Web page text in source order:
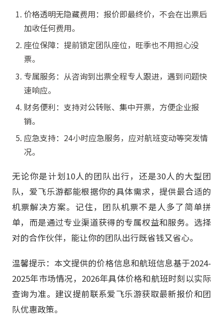
价格透明无隐藏费用：报价即最终价，不会在出票后
加收任何费用。
座位保障：提前锁定团队座位，旺季也不用担心没
票。
专属服务：从咨询到出票全程专人跟进，遇到问题快
速响应。
财务便利：支持对公转账、集中开票，方便企业报
销。
应急支持：24小时应急服务，应对航班变动等突发情
况。
无论你是计划10人的团队出行，还是30人的大型团
队，爱飞乐游都能根据你的具体需求，提供最合适的
机票解决方案。记住，团队机票不是人多了简单拼
单，而是通过专业渠道获得的专属权益和服务。选择
对的合作伙伴，能让你的团队出行既省钱又省心。
温馨提示：本文提供的价格信息和航班信息基于2024-
2025年市场情况，2026年具体价格和航班时刻以实际
查询为准。建议提前联系爱飞乐游获取最新报价和团
队优惠政策。